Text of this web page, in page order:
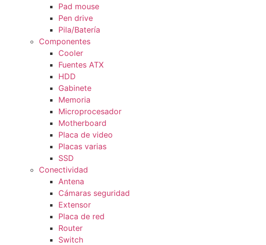
Pad mouse
Pen drive
Pila/Batería
Componentes
Cooler
Fuentes ATX
HDD
Gabinete
Memoria
Microprocesador
Motherboard
Placa de video
Placas varias
SSD
Conectividad
Antena
Cámaras seguridad
Extensor
Placa de red
Router
Switch